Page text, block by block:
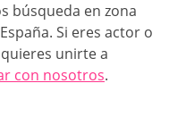
búsqueda en zona
Si eres actor o
unirte a
con nosotros.